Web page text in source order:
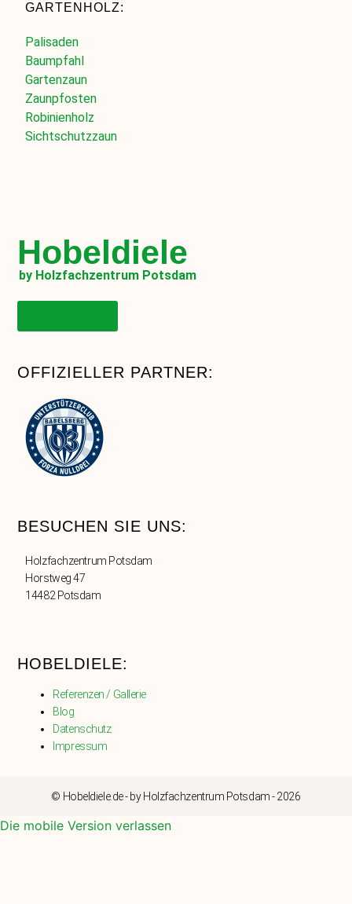
GARTENHOLZ:
Palisaden
Baumpfahl
Gartenzaun
Zaunpfosten
Robinienholz
Sichtschutzzaun
Hobeldiele
by Holzfachzentrum Potsdam
OFFIZIELLER PARTNER:
BESUCHEN SIE UNS:
Holzfachzentrum Potsdam
Horstweg 47
14482 Potsdam
HOBELDIELE:
Referenzen / Gallerie
Blog
Datenschutz
Impressum
© Hobeldiele.de - by Holzfachzentrum Potsdam - 2026
Die mobile Version verlassen